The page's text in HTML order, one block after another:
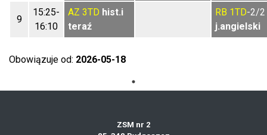
9
15:25-
16:10
AZ 3TD hist.i
teraź
RB 1TD-2/2
j.angielski
Obowiązuje od: 2026-05-18
ZSM nr 2